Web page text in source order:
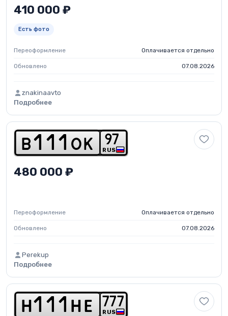
410 000 ₽
Есть фото
Переоформление Оплачивается отдельно
Обновлено 07.08.2026
znakinaavto
Подробнее
b 1 1 1 o k RUS
97
480 000 ₽
Переоформление Оплачивается отдельно
Обновлено 07.08.2026
Perekup
Подробнее
h 1 1 1 h e RUS
7 7 7